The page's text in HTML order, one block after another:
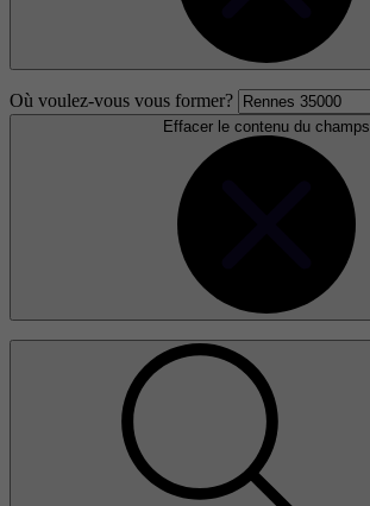
Où voulez-vous vous former?
Effacer le contenu du champs